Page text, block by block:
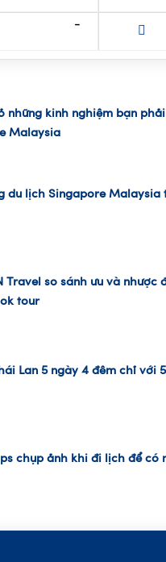
những kinh nghiệm bạn
Malaysia
du lịch Singapore Malaysia
Travel so sánh ưu và nhược
tour
Lan 5 ngày 4 đêm chỉ với
chụp ảnh khi đi lịch để có